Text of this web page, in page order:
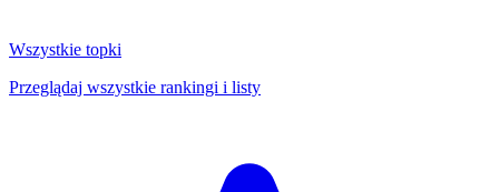
Wszystkie topki
Przeglądaj wszystkie rankingi i listy